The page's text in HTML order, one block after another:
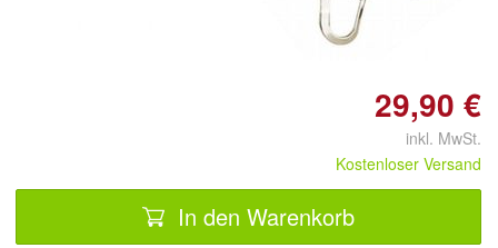
29,90 €
inkl. MwSt.
Kostenloser Versand
In den Warenkorb